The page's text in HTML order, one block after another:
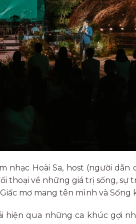
nhạc Hoài Sa, host (người
thoại về những giá trị sống, sự
mơ mang tên mình và Sống
hiện qua những ca khúc gợi